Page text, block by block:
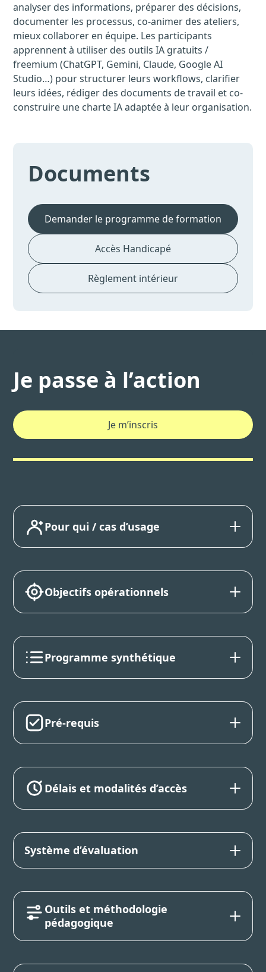
analyser des informations, préparer des décisions,
documenter les processus, co-animer des ateliers,
mieux collaborer en équipe. Les participants
apprennent à utiliser des outils IA gratuits /
freemium (ChatGPT, Gemini, Claude, Google AI
Studio…) pour structurer leurs workflows, clarifier
leurs idées, rédiger des documents de travail et co-
construire une charte IA adaptée à leur organisation.
Documents
Demander le programme de formation
Accès Handicapé
Règlement intérieur
Je passe à l’action
Je m’inscris
Pour qui / cas d’usage
Objectifs opérationnels
Programme synthétique
Pré-requis
Délais et modalités d’accès
Système d’évaluation
Outils et méthodologie
pédagogique